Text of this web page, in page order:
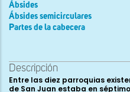
Ábsides
Ábsides semicirculares
Partes de la cabecera
Descripción
Entre las diez parroquias
de San Juan estaba en